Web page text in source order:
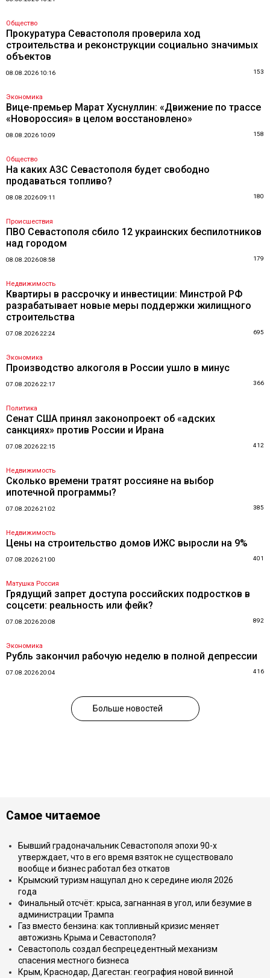
Общество
Прокуратура Севастополя проверила ход
строительства и реконструкции социально значимых
объектов
08.08.2026 10:16 153
Экономика
Вице-премьер Марат Хуснуллин: «Движение по трассе
«Новороссия» в целом восстановлено»
08.08.2026 10:09 158
Общество
На каких АЗС Севастополя будет свободно
продаваться топливо?
08.08.2026 09:11 180
Происшествия
ПВО Севастополя сбило 12 украинских беспилотников
над городом
08.08.2026 08:58 179
Недвижимость
Квартиры в рассрочку и инвестиции: Минстрой РФ
разрабатывает новые меры поддержки жилищного
строительства
07.08.2026 22:24 695
Экономика
Производство алкоголя в России ушло в минус
07.08.2026 22:17 366
Политика
Сенат США принял законопроект об «адских
санкциях» против России и Ирана
07.08.2026 22:15 412
Недвижимость
Сколько времени тратят россияне на выбор
ипотечной программы?
07.08.2026 21:02 385
Недвижимость
Цены на строительство домов ИЖС выросли на 9%
07.08.2026 21:00 401
Матушка Россия
Грядущий запрет доступа российских подростков в
соцсети: реальность или фейк?
07.08.2026 20:08 892
Экономика
Рубль закончил рабочую неделю в полной депрессии
07.08.2026 20:04 416
Больше новостей
Самое читаемое
Бывший градоначальник Севастополя эпохи 90-х
утверждает, что в его время взяток не существовало
вообще и бизнес работал без откатов
Крымский туризм нащупал дно к середине июля 2026
года
Финальный отсчёт: крыса, загнанная в угол, или безумие в
администрации Трампа
Газ вместо бензина: как топливный кризис меняет
автожизнь Крыма и Севастополя?
Севастополь создал беспрецедентный механизм
спасения местного бизнеса
Крым, Краснодар, Дагестан: география новой винной